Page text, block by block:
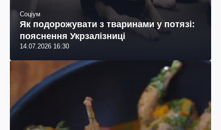
Соціум
Як подорожувати з тваринами у потязі:
пояснення Укрзалізниці
14.07.2026 16:30